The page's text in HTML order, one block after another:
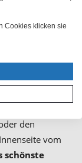
des
gestalten,
den
vom
schönste
Cookies klicken sie